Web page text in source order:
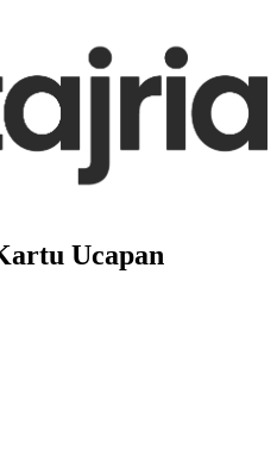
Ucapan